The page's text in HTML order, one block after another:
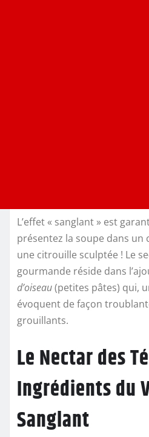
L’effet « sanglant » est
présentez la soupe dans
une citrouille sculptée ! Le
gourmande réside dans
d’oiseau(petites pâtes) qui,
évoquent de façon
grouillants.
Le Nectar des
Ingrédients du
Sanglant